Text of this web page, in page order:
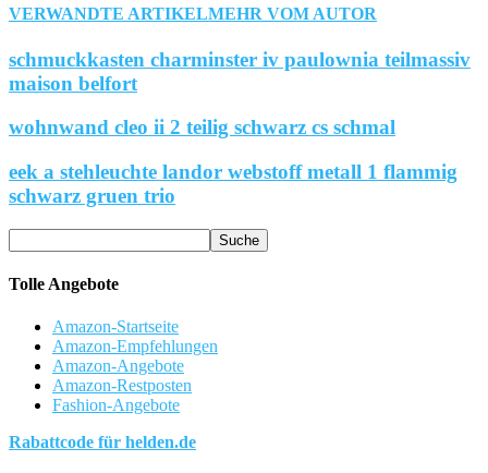
VERWANDTE ARTIKELMEHR VOM AUTOR
schmuckkasten charminster iv paulownia teilmassiv
maison belfort
wohnwand cleo ii 2 teilig schwarz cs schmal
eek a stehleuchte landor webstoff metall 1 flammig
schwarz gruen trio
Tolle Angebote
Amazon-Startseite
Amazon-Empfehlungen
Amazon-Angebote
Amazon-Restposten
Fashion-Angebote
Rabattcode für helden.de